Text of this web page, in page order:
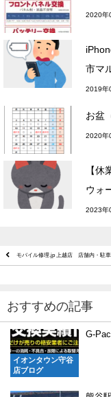
2020年
市マ
2019年
お盆
2020年
【休
ウォ
2023年
モバイル修理.jp 上越店 店舗内・駐
おすすめの記事
イオンタウン守谷
店ブログ
G-